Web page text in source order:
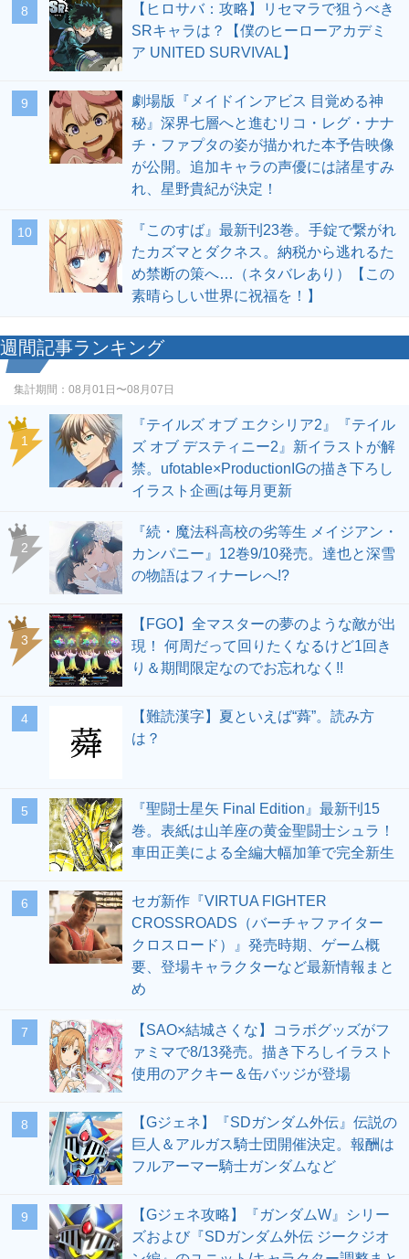
8
【ヒロサバ：攻略】リセマラで狙うべき
SRキャラは？【僕のヒーローアカデミ
ア UNITED SURVIVAL】
9
劇場版『メイドインアビス 目覚める神
秘』深界七層へと進むリコ・レグ・ナナ
チ・ファプタの姿が描かれた本予告映像
が公開。追加キャラの声優には諸星すみ
れ、星野貴紀が決定！
10
『このすば』最新刊23巻。手錠で繋がれ
たカズマとダクネス。納税から逃れるた
め禁断の策へ…（ネタバレあり）【この
素晴らしい世界に祝福を！】
週間記事ランキング
集計期間： 08月01日〜08月07日
1
『テイルズ オブ エクシリア2』『テイル
ズ オブ デスティニー2』新イラストが解
禁。ufotable×ProductionIGの描き下ろし
イラスト企画は毎月更新
2
『続・魔法科高校の劣等生 メイジアン・
カンパニー』12巻9/10発売。達也と深雪
の物語はフィナーレへ!?
3
【FGO】全マスターの夢のような敵が出
現！ 何周だって回りたくなるけど1回き
り＆期間限定なのでお忘れなく!!
4
【難読漢字】夏といえば“蕣”。読み方
は？
5
『聖闘士星矢 Final Edition』最新刊15
巻。表紙は山羊座の黄金聖闘士シュラ！
車田正美による全編大幅加筆で完全新生
6
セガ新作『VIRTUA FIGHTER
CROSSROADS（バーチャファイター
クロスロード）』発売時期、ゲーム概
要、登場キャラクターなど最新情報まと
め
7
【SAO×結城さくな】コラボグッズがフ
ァミマで8/13発売。描き下ろしイラスト
使用のアクキー＆缶バッジが登場
8
【Gジェネ】『SDガンダム外伝』伝説の
巨人＆アルガス騎士団開催決定。報酬は
フルアーマー騎士ガンダムなど
9
【Gジェネ攻略】『ガンダムW』シリー
ズおよび『SDガンダム外伝 ジークジオ